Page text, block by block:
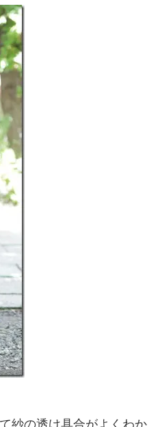
紗の透け具合がよくわか